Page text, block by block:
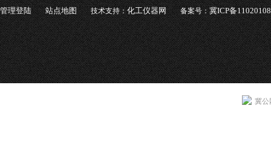
管理登陆 站点地图 技术支持：化工仪器网 备案号：冀ICP备
冀公